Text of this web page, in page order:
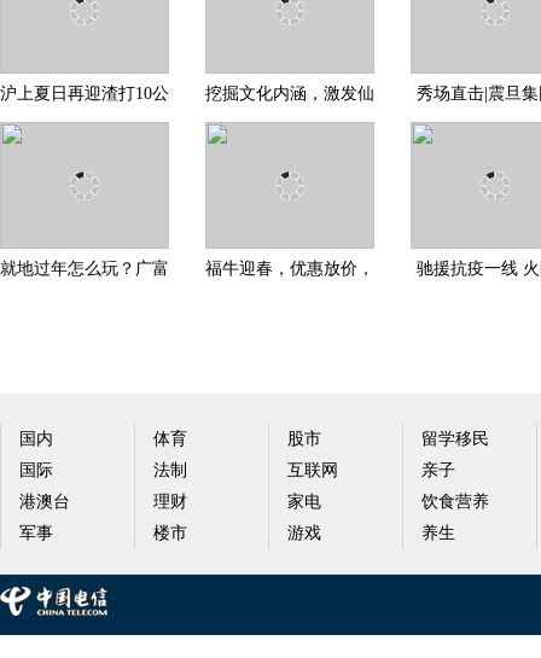
沪上夏日再迎渣打10公
挖掘文化内涵，激发仙
秀场直击|震旦
就地过年怎么玩？广富
福牛迎春，优惠放价，
驰援抗疫一线
国内
国际
港澳台
军事
体育
法制
理财
楼市
股市
互联网
家电
游戏
留学移民
亲子
饮食营养
养生